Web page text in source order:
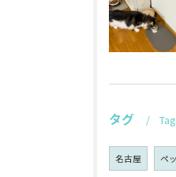
タグ
名古屋 ペ